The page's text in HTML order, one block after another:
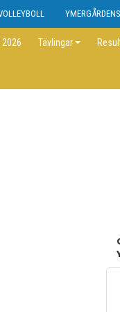
Tävlingar